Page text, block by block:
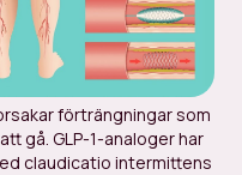
förträngningar som
gå. GLP-1-analoger har
claudicatio intermittens